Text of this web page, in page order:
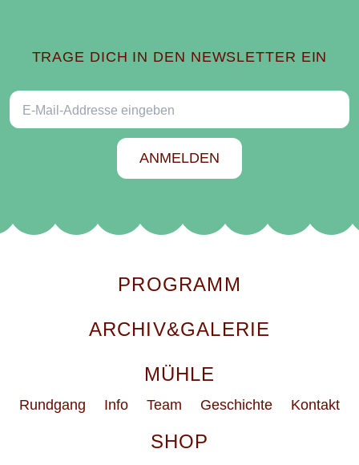
TRAGE DICH IN DEN NEWSLETTER EIN
E-Mail-Addresse
ANMELDEN
PROGRAMM
ARCHIV&GALERIE
MÜHLE
Rundgang Info Team Geschichte Kontakt
SHOP